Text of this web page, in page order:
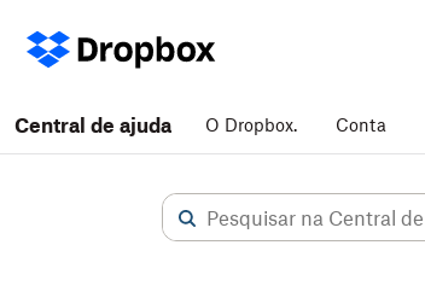
Central de ajuda O Dropbox. Conta